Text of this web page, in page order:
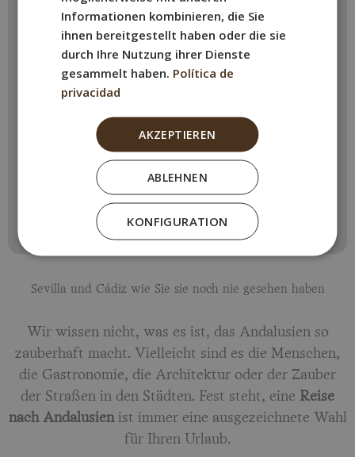
Sevilla und Cádiz wie Sie sie noch nie gesehen haben
Wir wissen nicht, was es ist, das Andalusien so
zauberhaft macht. Vielleicht sind es die Menschen,
die Gastronomie, die Architektur oder der Zauber
der Straßen in den Städten. Fest steht, eine Reise
nach Andalusienist immer eine ausgezeichnete Wahl
für Ihren Urlaub.
Informationen kombinieren, die Sie
ihnen bereitgestellt haben oder die sie
durch Ihre Nutzung ihrer Dienste
gesammelt haben. Política de
privacidad
AKZEPTIEREN
ABLEHNEN
KONFIGURATION